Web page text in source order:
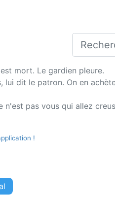
mort. Le gardien pleure.
lui dit le patron. On en
n'est pas vous qui allez
!